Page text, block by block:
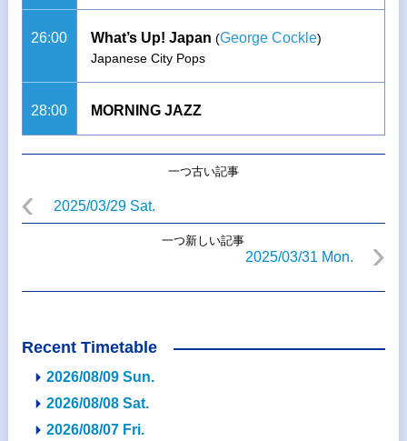
26:00 What’s Up! Japan (George Cockle)
Japanese City Pops
28:00 MORNING JAZZ
一つ古い記事
2025/03/29 Sat.
一つ新しい記事
2025/03/31 Mon.
Recent Timetable
2026/08/09 Sun.
2026/08/08 Sat.
2026/08/07 Fri.